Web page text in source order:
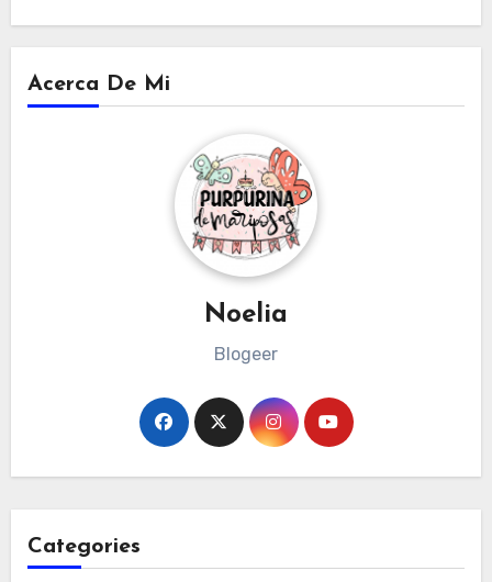
Acerca De Mi
Noelia
Blogeer
Categories